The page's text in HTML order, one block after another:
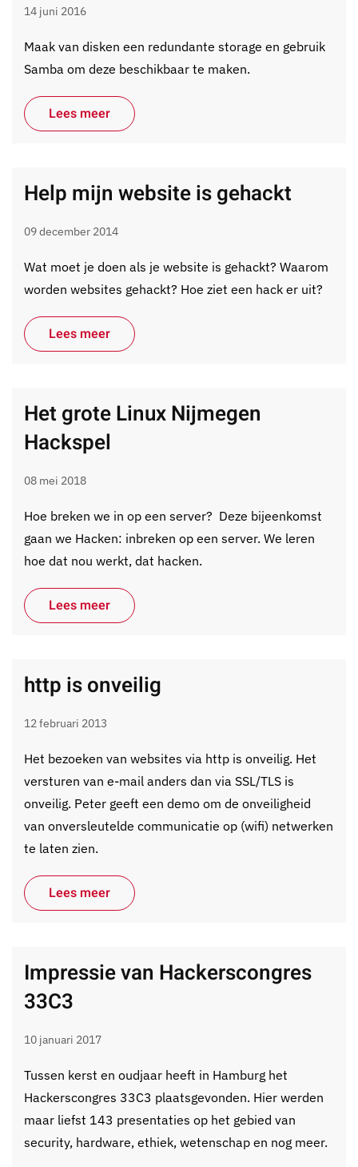
14 juni 2016
Maak van disken een redundante storage en gebruik
Samba om deze beschikbaar te maken.
Lees meer
Help mijn website is gehackt
09 december 2014
Wat moet je doen als je website is gehackt? Waarom
worden websites gehackt? Hoe ziet een hack er uit?
Lees meer
Het grote Linux Nijmegen
Hackspel
08 mei 2018
Hoe breken we in op een server? Deze bijeenkomst
gaan we Hacken: inbreken op een server. We leren
hoe dat nou werkt, dat hacken.
Lees meer
http is onveilig
12 februari 2013
Het bezoeken van websites via http is onveilig. Het
versturen van e-mail anders dan via SSL/TLS is
onveilig. Peter geeft een demo om de onveiligheid
van onversleutelde communicatie op (wifi) netwerken
te laten zien.
Lees meer
Impressie van Hackerscongres
33C3
10 januari 2017
Tussen kerst en oudjaar heeft in Hamburg het
Hackerscongres 33C3 plaatsgevonden. Hier werden
maar liefst 143 presentaties op het gebied van
security, hardware, ethiek, wetenschap en nog meer.